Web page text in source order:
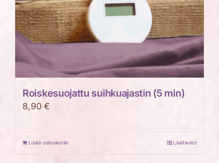
Roiskesuojattu suihkuajastin (5 min)
8,90€
Lisää ostoskoriin Lisätiedot